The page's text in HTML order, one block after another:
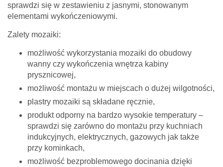
sprawdzi się w zestawieniu z jasnymi, stonowanym
elementami wykończeniowymi.
Zalety mozaiki:
możliwość wykorzystania mozaiki do obudowy
wanny czy wykończenia wnętrza kabiny
prysznicowej,
możliwość montażu w miejscach o dużej wilgotności,
plastry mozaiki są składane ręcznie,
produkt odporny na bardzo wysokie temperatury –
sprawdzi się zarówno do montażu przy kuchniach
indukcyjnych, elektrycznych, gazowych jak także
przy kominkach,
możliwość bezproblemowego docinania dzięki